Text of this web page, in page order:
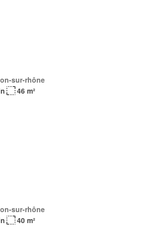
sur-rhône
46 m²
sur-rhône
40 m²